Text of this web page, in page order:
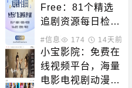
Free：81个精选
追剧资源每日检测
可用性的开源导航
#信息聚合 #在线影音
174 14天前
小宝影院：免费在
线视频平台，海量
电影电视剧动漫随